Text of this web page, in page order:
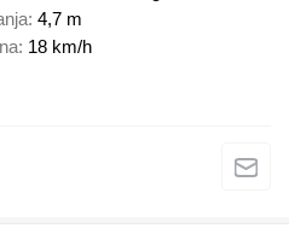
4,7 m
18 km/h